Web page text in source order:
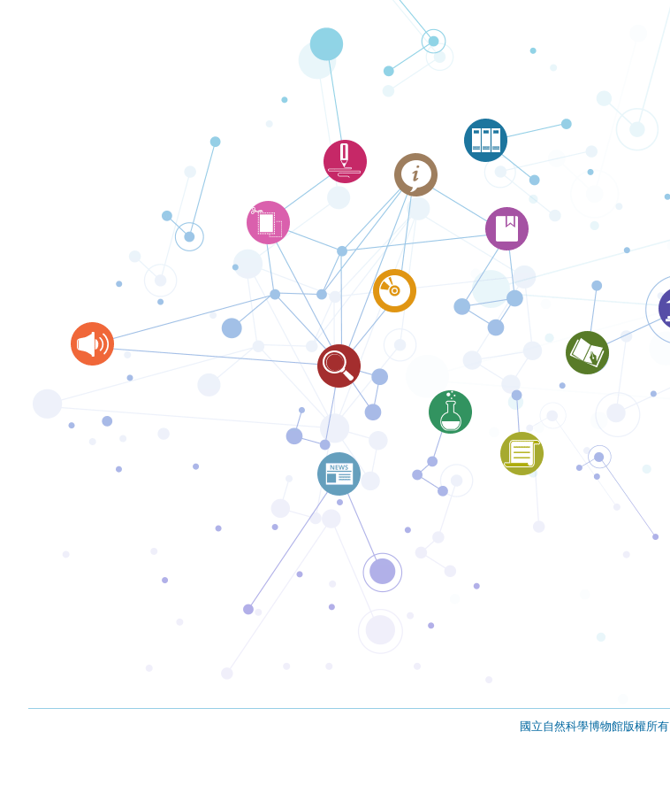
國立自然科學博物館版權所有